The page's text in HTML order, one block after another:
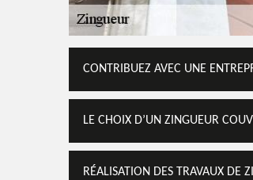
CONTRIBUEZ AVEC UNE
LE CHOIX D’UN ZINGUEUR
RÉALISATION DES TRAVAUX DE